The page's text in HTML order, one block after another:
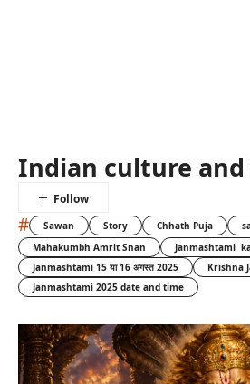
Indian culture
# Sawan Story Chhath Puja
Mahakumbh Amrit Snan
Janmashtami
Janmashtami 15 या 16 अगस्त 2025
Krishna
Janmashtami 2025 date and time